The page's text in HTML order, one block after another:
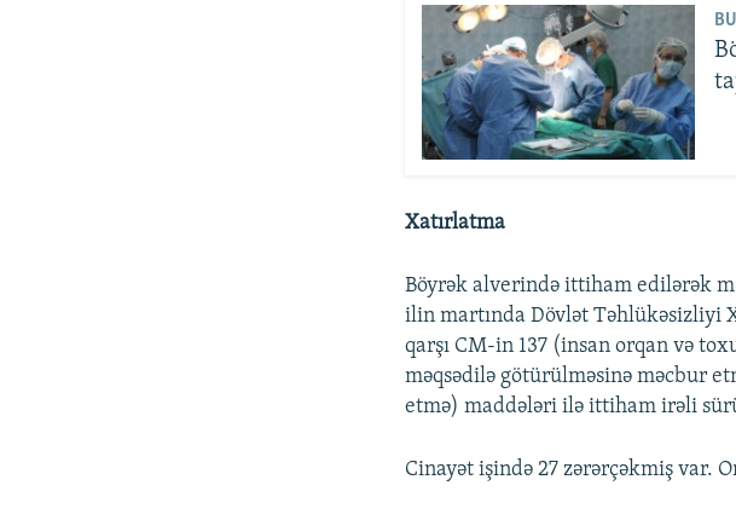
Xatırlatma
Böyrək alverində ittiham edilərək
ilin martında Dövlət Təhlükəsizliyi
qarşı CM-in 137 (insan orqan və
məqsədilə götürülməsinə məcbur
etmə) maddələri ilə ittiham irəli
Cinayət işində 27 zərərçəkmiş var.